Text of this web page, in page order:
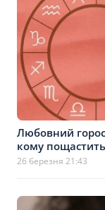
Любовний
кому пощастить
26 березня 21:43